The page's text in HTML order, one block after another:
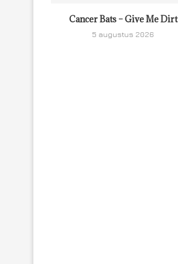
Cancer Bats – Give Me Dirt
5 augustus 2026